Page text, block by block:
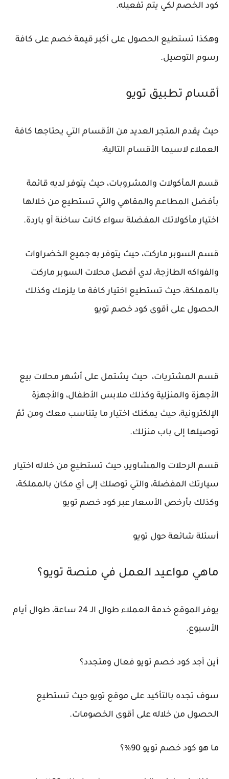
كود الخصم لكي يتم تفعيله.
وهكذا تستطيع الحصول على أكبر قيمة خصم على كافة
رسوم التوصيل.
أقسام تطبيق تويو
حيث يقدم المتجر العديد من الأقسام التي يحتاجها كافة
العملاء لاسيما الأقسام التالية:
قسم المأكولات والمشروبات، حيث يتوفر لديه قائمة
بأفضل المطاعم والمقاهي والتي تستطيع من خلالها
اختيار مأكولاتك المفضلة سواء كانت ساخنة أو باردة.
قسم السوبر ماركت، حيث يتوفر به جميع الخضراوات
والفواكه الطازجة، لدي أفصل محلات السوبر ماركت
بالمملكة، حيث تستطيع اختيار كافة ما يلزمك وكذلك
الحصول على أقوى كود خصم تويو
قسم المشتريات، حيث يشتمل على أشهر محلات بيع
الأجهزة والمنزلية وكذلك ملابس الأطفال، والأجهزة
الإلكترونية، حيث يمكنك اختيار ما يتناسب معك ومن ثمّ
توصيلها إلى باب منزلك.
قسم الرحلات والمشاوير، حيث تستطيع من خلاله اختيار
سيارتك المفضلة، والتي توصلك إلى أي مكان بالمملكة،
وكذلك بأرخص الأسعار عبر كود خصم تويو
أسئلة شائعة حول تويو
ماهي مواعيد العمل في منصة تويو؟
يوفر الموقع خدمة العملاء طوال الـ 24 ساعة، طوال أيام
الأسبوع.
أين أجد كود خصم تويو فعال ومتجدد؟
سوف تجده بالتأكيد على موقع تويو حيث تستطيع
الحصول من خلاله على أقوى الخصومات.
ما هو كود خصم تويو 90%؟